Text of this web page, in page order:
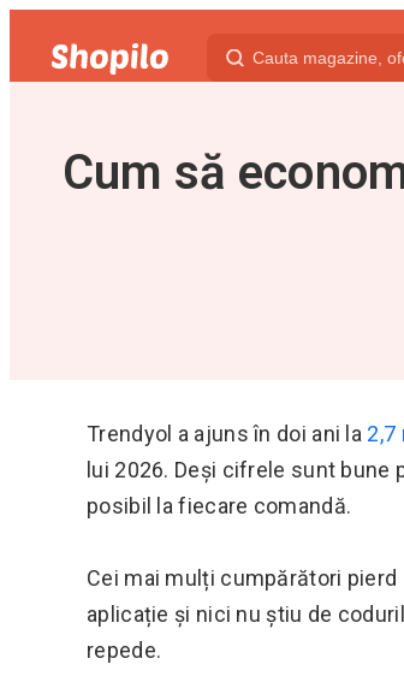
Cum să
Trendyol a ajuns în doi ani la 2,7
lui 2026. Deși cifrele sunt
posibil la fiecare comandă.
Cei mai mulți cumpărători
aplicație și nici nu știu de
repede.